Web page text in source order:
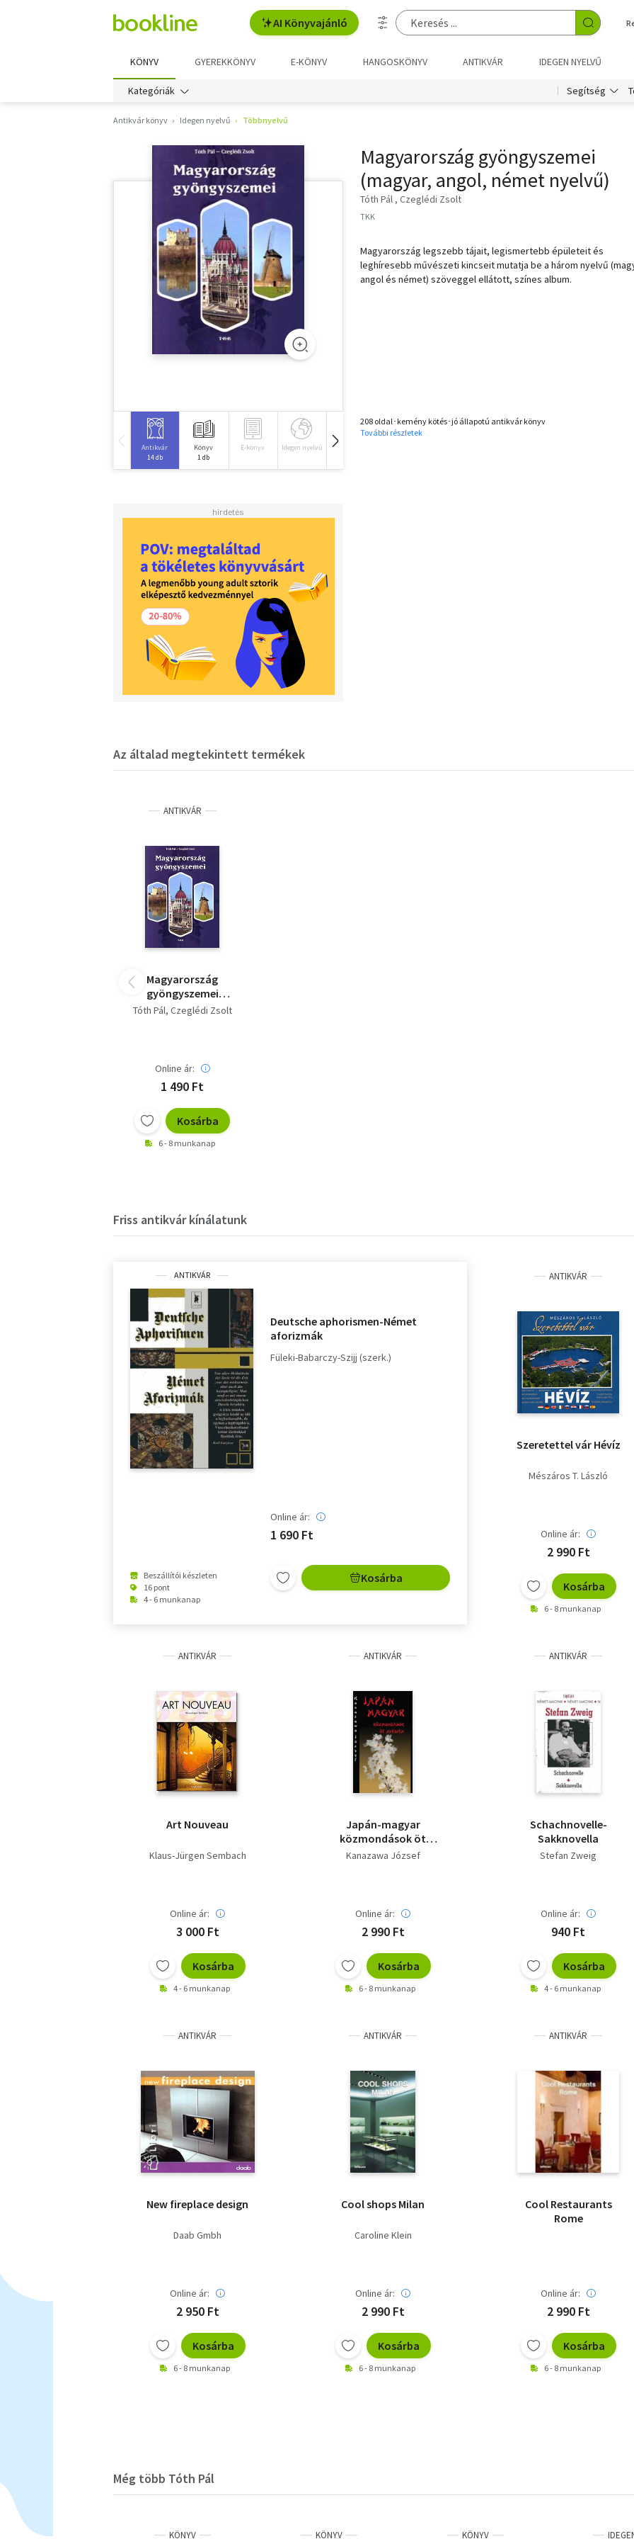
AI Könyvajánló
KÖNYV GYEREKKÖNYV E-KÖNYV HANGOSKÖNYV ANTIKVÁR IDEGEN NYELVŰ
Kategóriák Segítség
Antikvár könyv Idegen nyelvű Többnyelvű
Antikvár
14 db
Könyv
1 db
E-könyv Idegen nyelvű Hangoskönyv
Magyarország gyöngyszemei
(magyar, angol, német nyelvű)
Tóth Pál Czeglédi Zsolt
TKK
Magyarország legszebb tájait, legismertebb épületeit és
leghíresebb művészeti kincseit mutatja be a három nyelvű
angol és német) szöveggel ellátott, színes album.
208 oldal･kemény kötés･jó állapotú antikvár könyv
További részletek
Az általad megtekintett termékek
ANTIKVÁR
Magyarország
gyöngyszemei
(magyar, angol,
Tóth Pál Czeglédi Zsolt
Online ár:
1 490 Ft
Kosárba
6 - 8 munkanap
Friss antikvár kínálatunk
ANTIKVÁR
Beszállítói készleten
16 pont
4 - 6 munkanap
Deutsche aphorismen-Német
aforizmák
Füleki-Babarczy-Szijj (szerk.)
Online ár:
1 690 Ft
Kosárba
ANTIKVÁR
Szeretettel vár Hévíz
Mészáros T. László
Online ár:
2 990 Ft
Kosárba
6 - 8 munkanap
ANTIKVÁR
Art Nouveau
Klaus-Jürgen Sembach
Online ár:
3 000 Ft
Kosárba
4 - 6 munkanap
ANTIKVÁR
Japán-magyar
közmondások öt
nyelven
Kanazawa József
Online ár:
2 990 Ft
Kosárba
6 - 8 munkanap
ANTIKVÁR
Schachnovelle-
Sakknovella
Stefan Zweig
Online ár:
940 Ft
Kosárba
4 - 6 munkanap
ANTIKVÁR
New fireplace design
Daab Gmbh
Online ár:
2 950 Ft
Kosárba
6 - 8 munkanap
ANTIKVÁR
Cool shops Milan
Caroline Klein
Online ár:
2 990 Ft
Kosárba
6 - 8 munkanap
ANTIKVÁR
Cool Restaurants
Rome
Online ár:
2 990 Ft
Kosárba
6 - 8 munkanap
Még több Tóth Pál
KÖNYV KÖNYV KÖNYV